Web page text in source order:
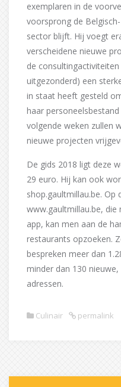
exemplaren in de
voorsprong de
sector blijft. Hij voegt
verscheidene nieuwe
de
uitgezonderd) een
in staat heeft gesteld
haar
volgende weken zullen
nieuwe projecten
De gids 2018 ligt deze
29 euro. Hij kan ook
shop.gaultmillau.be. Op
www.gaultmillau.be,
app, kan men aan de
restaurants opzoeken.
bespreken meer dan
minder dan 130
adressen.
Culinair permalink